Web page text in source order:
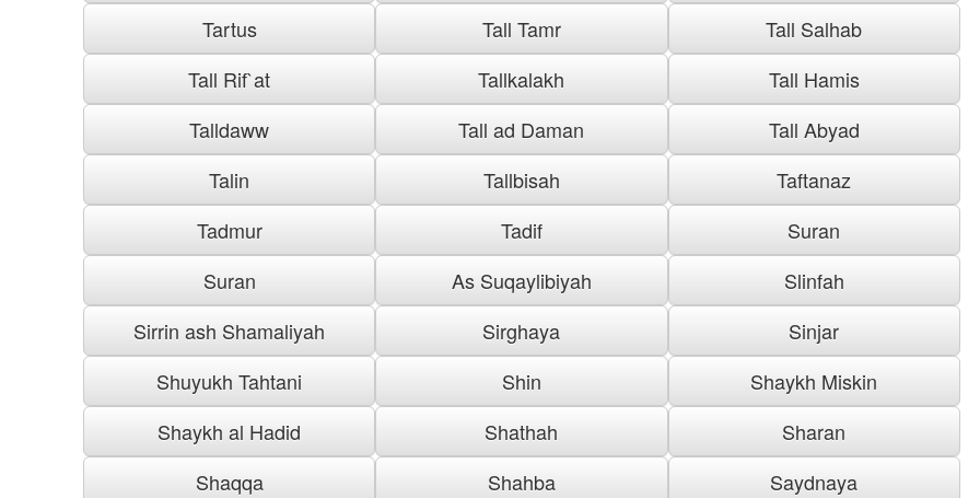
Tartus
Tall Tamr
Tall Salhab
Tall Rif`at
Tallkalakh
Tall Hamis
Talldaww
Tall ad Daman
Tall Abyad
Talin
Tallbisah
Taftanaz
Tadmur
Tadif
Suran
Suran
As Suqaylibiyah
Slinfah
Sirrin ash Shamaliyah
Sirghaya
Sinjar
Shuyukh Tahtani
Shin
Shaykh Miskin
Shaykh al Hadid
Shathah
Sharan
Shaqqa
Shahba Saydnaya